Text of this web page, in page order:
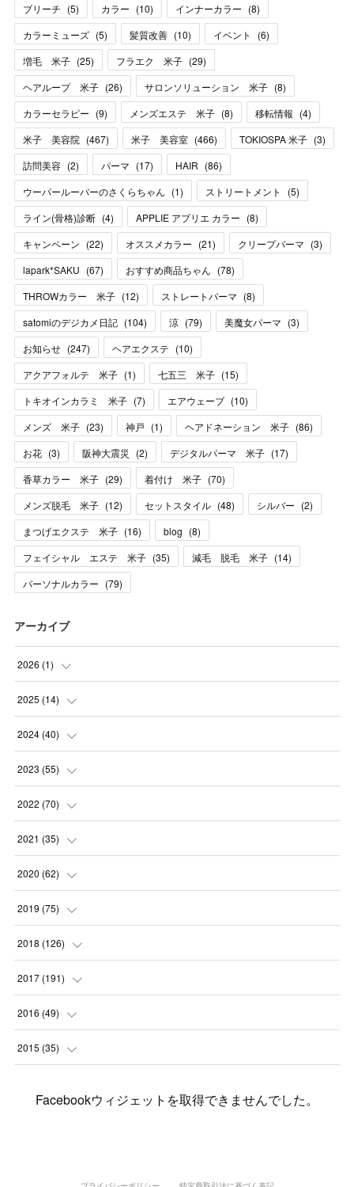
ブリーチ (5) カラー (10) インナーカラー (8)
カラーミューズ (5) 髪質改善 (10) イベント (6)
増毛 米子 (25) フラエク 米子 (29)
ヘアループ 米子 (26) サロンソリューション 米子 (8)
カラーセラピー (9) メンズエステ 米子 (8) 移転情報 (4)
米子 美容院 (467) 米子 美容室 (466) TOKIOSPA 米子 (3)
訪問美容 (2) パーマ (17) HAIR (86)
ウーパールーパーのさくらちゃん (1) ストリートメント (5)
ライン(骨格)診断 (4) APPLIE アプリエ カラー (8)
キャンペーン (22) オススメカラー (21) クリープパーマ (3)
lapark*SAKU (67) おすすめ商品ちゃん (78)
THROWカラー 米子 (12) ストレートパーマ (8)
satomiのデジカメ日記 (104) 涼 (79) 美魔女パーマ (3)
お知らせ (247) ヘアエクステ (10)
アクアフォルテ 米子 (1) 七五三 米子 (15)
トキオインカラミ 米子 (7) エアウェーブ (10)
メンズ 米子 (23) 神戸 (1) ヘアドネーション 米子 (86)
お花 (3) 阪神大震災 (2) デジタルパーマ 米子 (17)
香草カラー 米子 (29) 着付け 米子 (70)
メンズ脱毛 米子 (12) セットスタイル (48) シルバー (2)
まつげエクステ 米子 (16) blog (8)
フェイシャル エステ 米子 (35) 減毛 脱毛 米子 (14)
パーソナルカラー (79)
アーカイブ
2026 (1)
(1
2025 (14)
(10 )
(1
(1
(2
2024 (40)
(1
(1
(3
(2
(1)
(5)
(8)
2023 (55)
(2
(4
(3
(3
(8)
(6)
2022 (70)
(7
(11 )
(8
(1)
(3)
2021 (35)
(5
(7
(5)
(3)
(3)
2020 (62)
(6
(9)
(7)
(4
(6)
2019 (75)
(1)
(2)
(6
(7
(15)
2018 (126)
(6)
(12 )
(7
2017 (191)
(12 )
(11 )
2016 (49)
(2
2015 (35)
Facebookウィジェットを取得できませんでした。